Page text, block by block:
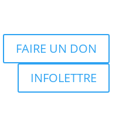
FAIRE UN DON
INFOLETTRE